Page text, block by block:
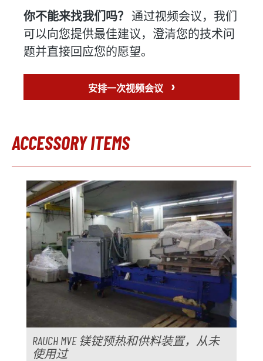
你不能来找我们吗？ 通过视频会议，我们
可以向您提供最佳建议，澄清您的技术问
题并直接回应您的愿望。
安排一次视频会议 ›
ACCESSORY ITEMS
RAUCH MVE 镁锭预热和供料装置，从未
使用过